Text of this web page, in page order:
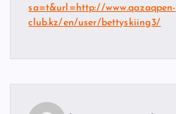
sa=t&url=http://www.qazaqpen-
club.kz/en/user/bettyskiing3/